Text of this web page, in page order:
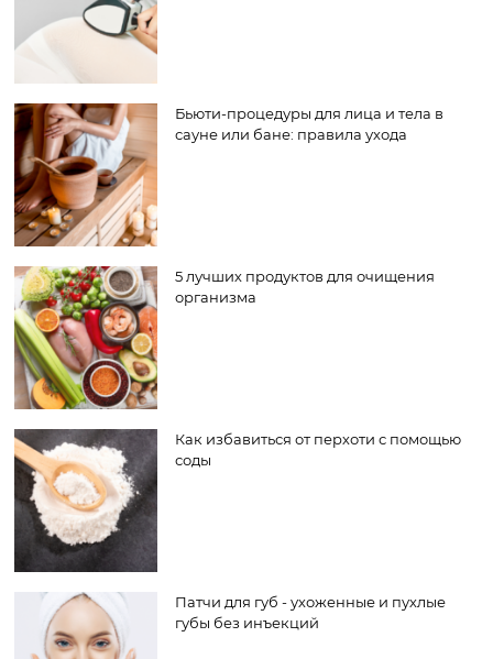
Бьюти-процедуры для лица и тела в
сауне или бане: правила ухода
5 лучших продуктов для очищения
организма
Как избавиться от перхоти с помощью
соды
Патчи для губ - ухоженные и пухлые
губы без инъекций